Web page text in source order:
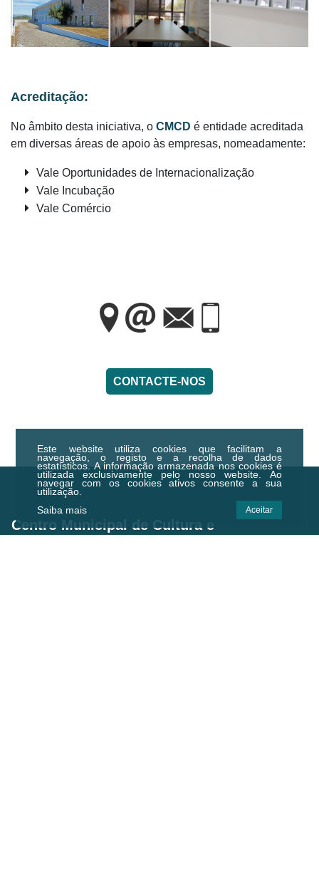
Este website utiliza cookies que facilitam a
navegação, o registo e a recolha de dados
estatísticos.A informação armazenada nos cookies é
utilizada exclusivamente pelo nosso website. Ao
navegar com os cookies ativos consente a sua
utilização.
Saiba mais
Aceitar
Acreditação:
No âmbito desta iniciativa, o CMCD é entidade acreditada
em diversas áreas de apoio às empresas, nomeadamente:
Vale Oportunidades de Internacionalização
Vale Incubação
Vale Comércio
CONTACTE-NOS
Centro Municipal de Cultura e